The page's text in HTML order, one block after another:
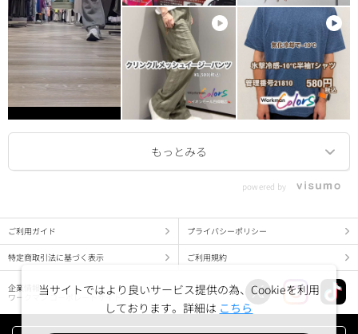
powered by
ご利用ガイド プライバシーポリシー
特定商取引法に基づく表示 ご利用規約
企業情報
ワークマン コーポレートサイト
当サイトではより良いサービス提供の為、Cookieを利用
しております。詳細は こちら